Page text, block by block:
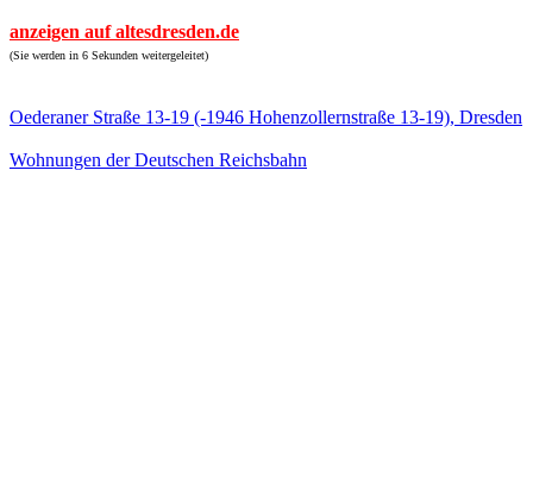
anzeigen auf altesdresden.de
(Sie werden in 6 Sekunden weitergeleitet)
Oederaner Straße 13-19 (-1946 Hohenzollernstraße 13-19), Dresden
Wohnungen der Deutschen Reichsbahn